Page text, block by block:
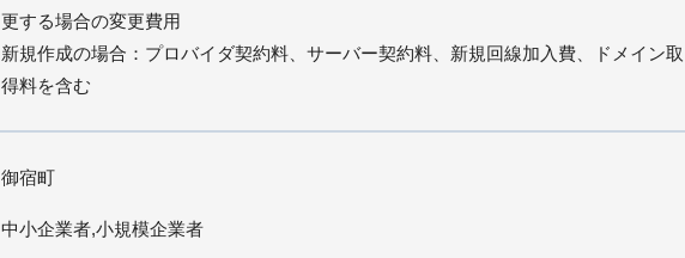
更する場合の変更費用
新規作成の場合：プロバイダ契約料、サーバー契約料、新規回線加入費、ドメイン取
得料を含む
御宿町
中小企業者,小規模企業者